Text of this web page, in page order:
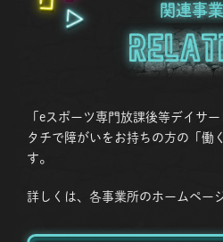
関連事
「eスポーツ専門放課後等デイサ
タチで障がいをお持ちの方の「働
す。
詳しくは、各事業所のホームペー